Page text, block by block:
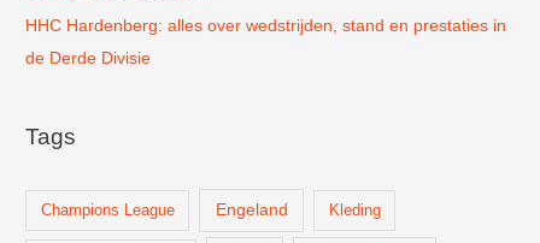
HHC Hardenberg: alles over wedstrijden, stand en prestaties in
de Derde Divisie
Tags
Champions League Engeland Kleding